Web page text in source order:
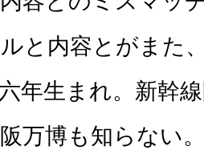
と内容とがまた
年生まれ。新幹
万博も知らない